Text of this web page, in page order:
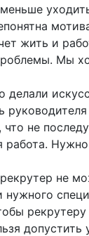
жить и
Мы
делали
не
работа.
не